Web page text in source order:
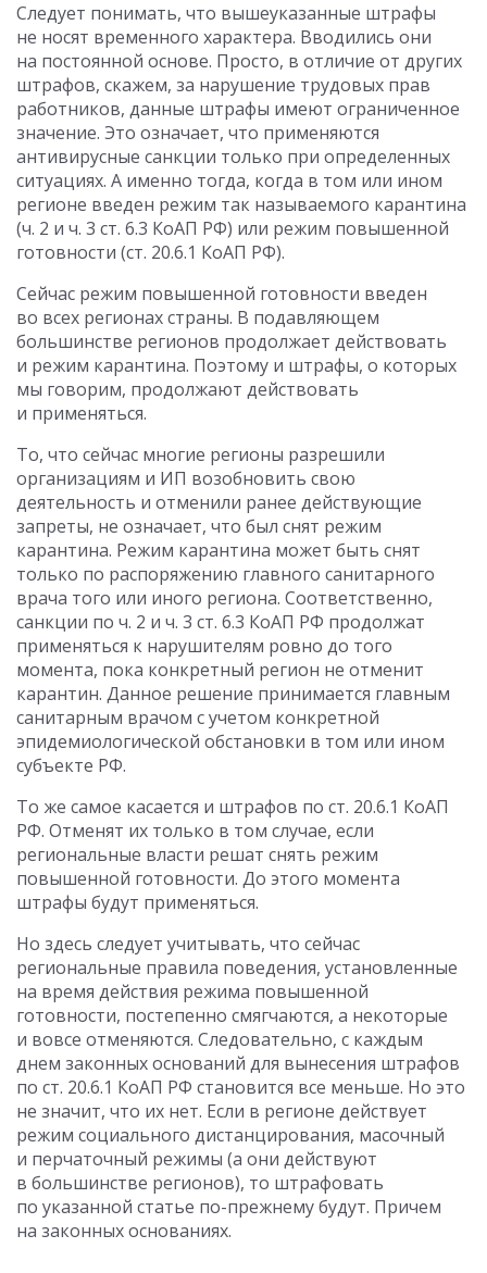
Следует понимать, что вышеуказанные штрафы
не носят временного характера. Вводились они
на постоянной основе. Просто, в отличие от других
штрафов, скажем, за нарушение трудовых прав
работников, данные штрафы имеют ограниченное
значение. Это означает, что применяются
антивирусные санкции только при определенных
ситуациях. А именно тогда, когда в том или ином
регионе введен режим так называемого карантина
(ч. 2 и ч. 3 ст. 6.3 КоАП РФ) или режим повышенной
готовности (ст. 20.6.1 КоАП РФ).
Сейчас режим повышенной готовности введен
во всех регионах страны. В подавляющем
большинстве регионов продолжает действовать
и режим карантина. Поэтому и штрафы, о которых
мы говорим, продолжают действовать
и применяться.
То, что сейчас многие регионы разрешили
организациям и ИП возобновить свою
деятельность и отменили ранее действующие
запреты, не означает, что был снят режим
карантина. Режим карантина может быть снят
только по распоряжению главного санитарного
врача того или иного региона. Соответственно,
санкции по ч. 2 и ч. 3 ст. 6.3 КоАП РФ продолжат
применяться к нарушителям ровно до того
момента, пока конкретный регион не отменит
карантин. Данное решение принимается главным
санитарным врачом с учетом конкретной
эпидемиологической обстановки в том или ином
субъекте РФ.
То же самое касается и штрафов по ст. 20.6.1 КоАП
РФ. Отменят их только в том случае, если
региональные власти решат снять режим
повышенной готовности. До этого момента
штрафы будут применяться.
Но здесь следует учитывать, что сейчас
региональные правила поведения, установленные
на время действия режима повышенной
готовности, постепенно смягчаются, а некоторые
и вовсе отменяются. Следовательно, с каждым
днем законных оснований для вынесения штрафов
по ст. 20.6.1 КоАП РФ становится все меньше. Но это
не значит, что их нет. Если в регионе действует
режим социального дистанцирования, масочный
и перчаточный режимы (а они действуют
в большинстве регионов), то штрафовать
по указанной статье по-прежнему будут. Причем
на законных основаниях.